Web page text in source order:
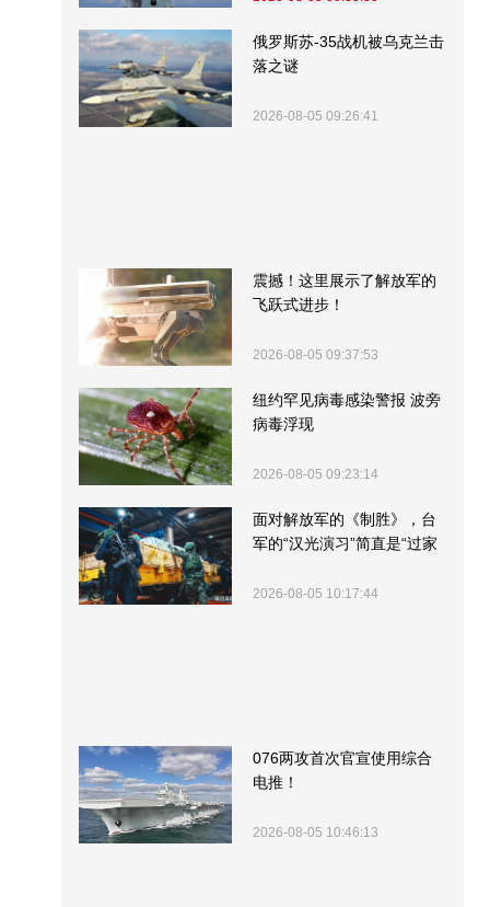
俄罗斯苏-35战机被乌克兰击
落之谜
2026-08-05 09:26:41
震撼！这里展示了解放军的
飞跃式进步！
2026-08-05 09:37:53
纽约罕见病毒感染警报 波旁
病毒浮现
2026-08-05 09:23:14
面对解放军的《制胜》，台
军的“汉光演习”简直是“过家
2026-08-05 10:17:44
076两攻首次官宣使用综合
电推！
2026-08-05 10:46:13